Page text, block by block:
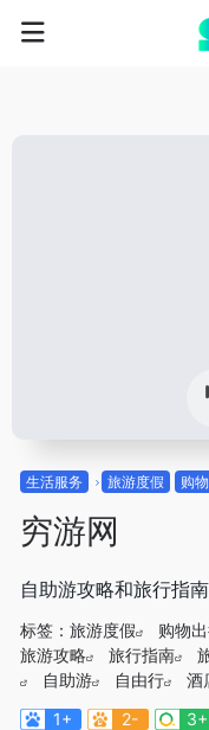
生活服务 旅游度假 购
穷游网
自助游攻略和旅行指
标签： 旅游度假 购物
旅游攻略
旅行指南
自助游
自由行 酒
1+
2- 3+